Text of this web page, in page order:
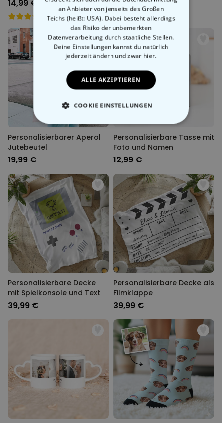
14,99 € 12,99 €
Personalisierbarer Aperol
Jutebeutel
19,99 €
Personalisierbare Tasse mit
Foto und Namen
12,99 €
Personalisierbare Decke
mit Spielkonsole und Text
39,99 €
Personalisierbare Decke als
Filmklappe
39,99 €
an Anbieter von jenseits des Großen
Teichs (heißt: USA). Dabei besteht allerdings
das Risiko der unbemerkten
Datenverarbeitung durch staatliche Stellen.
Deine Einstellungen kannst du natürlich
jederzeit ändern und zwar hier.
ALLE AKZEPTIEREN
COOKIE EINSTELLUNGEN
ESSENTIELL
PERFORMANCE
MARKETING SONSTIGE